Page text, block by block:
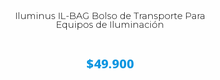
Iluminus IL-BAG Bolso de Transporte Para
Equipos de Iluminación
$49.900